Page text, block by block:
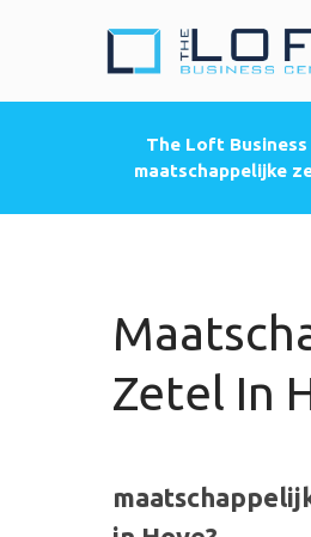
The Loft Business
maatschappelijke
Zetel In